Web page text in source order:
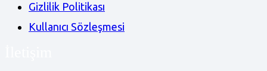
Gizlilik Politikası
Kullanıcı Sözleşmesi